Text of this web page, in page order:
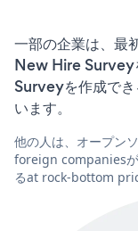
一部の企業は、最
New Hire
Surveyを作成で
います。
他の人は、オープン
foreign companies
るat rock-bottom